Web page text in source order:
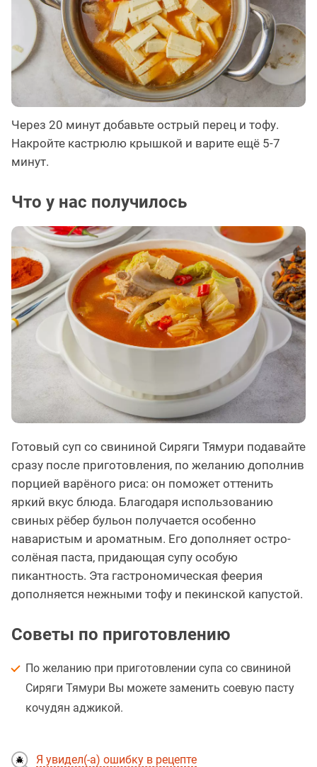
Через 20 минут добавьте острый перец и тофу.
Накройте кастрюлю крышкой и варите ещё 5-7
минут.
Что у нас получилось
Готовый суп со свининой Сиряги Тямури подавайте
сразу после приготовления, по желанию дополнив
порцией варёного риса: он поможет оттенить
яркий вкус блюда. Благодаря использованию
свиных рёбер бульон получается особенно
наваристым и ароматным. Его дополняет остро-
солёная паста, придающая супу особую
пикантность. Эта гастрономическая феерия
дополняется нежными тофу и пекинской капустой.
Советы по приготовлению
По желанию при приготовлении супа со свининой
Сиряги Тямури Вы можете заменить соевую пасту
кочудян аджикой.
Я увидел(-а) ошибку в рецепте